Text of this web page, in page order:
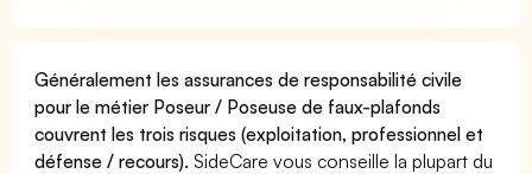
Généralement les assurances de responsabilité civile
pour le métier Poseur / Poseuse de faux-plafonds
couvrent les trois risques (exploitation, professionnel et
défense / recours). SideCare vous conseille la plupart du